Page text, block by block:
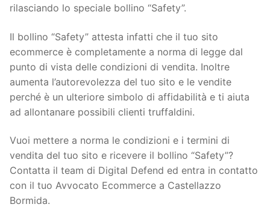
rilasciando lo speciale bollino “Safety”.
Il bollino “Safety” attesta infatti che il tuo sito
ecommerce è completamente a norma di legge dal
punto di vista delle condizioni di vendita. Inoltre
aumenta l’autorevolezza del tuo sito e le vendite
perché è un ulteriore simbolo di affidabilità e ti aiuta
ad allontanare possibili clienti truffaldini.
Vuoi mettere a norma le condizioni e i termini di
vendita del tuo sito e ricevere il bollino “Safety”?
Contatta il team di Digital Defend ed entra in contatto
con il tuo Avvocato Ecommerce a Castellazzo
Bormida.